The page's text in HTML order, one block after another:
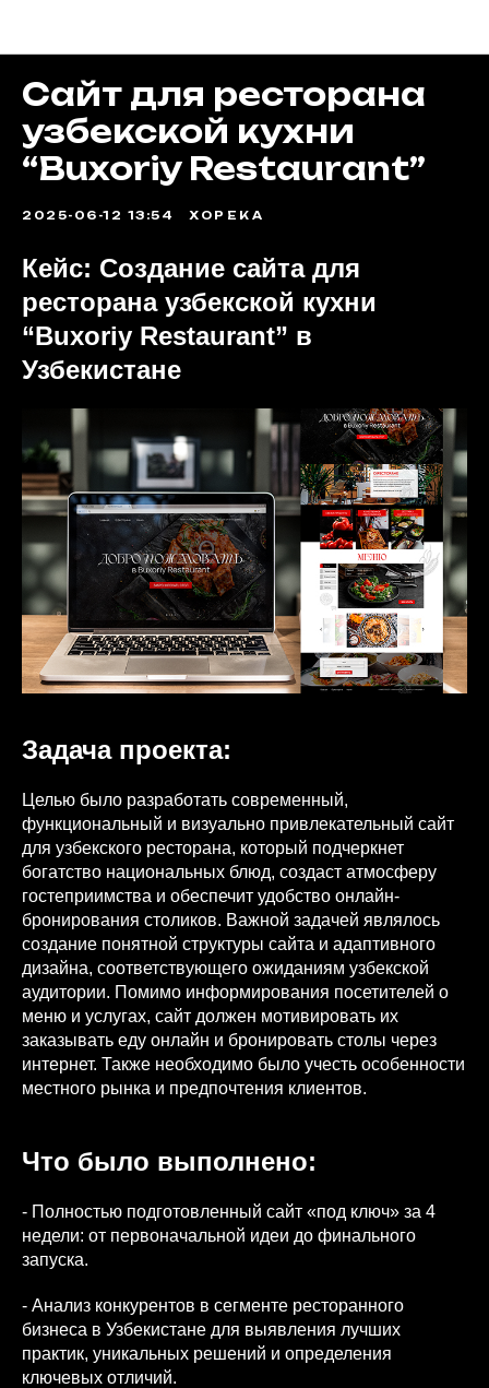
Сайт для ресторана
узбекской кухни
“Buxoriy Restaurant”
2025-06-12 13:54 ХОРЕКА
Кейс: Создание сайта для
ресторана узбекской кухни
“Buxoriy Restaurant” в
Узбекистане
Задача проекта:
Целью было разработать современный,
функциональный и визуально привлекательный сайт
для узбекского ресторана, который подчеркнет
богатство национальных блюд, создаст атмосферу
гостеприимства и обеспечит удобство онлайн-
бронирования столиков. Важной задачей являлось
создание понятной структуры сайта и адаптивного
дизайна, соответствующего ожиданиям узбекской
аудитории. Помимо информирования посетителей о
меню и услугах, сайт должен мотивировать их
заказывать еду онлайн и бронировать столы через
интернет. Также необходимо было учесть особенности
местного рынка и предпочтения клиентов.
Что было выполнено:
- Полностью подготовленный сайт «под ключ» за 4
недели: от первоначальной идеи до финального
запуска.
- Анализ конкурентов в сегменте ресторанного
бизнеса в Узбекистане для выявления лучших
практик, уникальных решений и определения
ключевых отличий.